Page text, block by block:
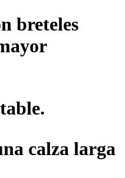
breteles
calza larga